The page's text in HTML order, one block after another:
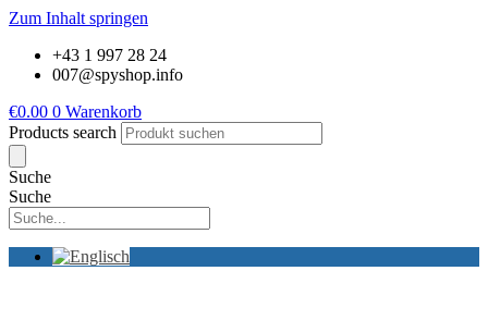
Zum Inhalt springen
+43 1 997 28 24
007@spyshop.info
€0.00 0 Warenkorb
Products search
Suche
Suche